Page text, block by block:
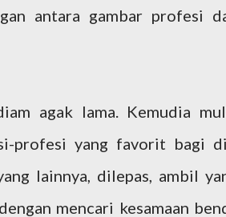
antara gambar profesi
agak lama. Kemudia
profesi yang favorit bagi
lainnya, dilepas, ambil
mencari kesamaan